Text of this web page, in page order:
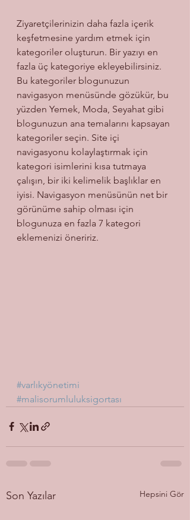
Ziyaretçilerinizin daha fazla içerik
keşfetmesine yardım etmek için
kategoriler oluşturun. Bir yazıyı en
fazla üç kategoriye ekleyebilirsiniz.
Bu kategoriler blogunuzun
navigasyon menüsünde gözükür, bu
yüzden Yemek, Moda, Seyahat gibi
blogunuzun ana temalarını kapsayan
kategoriler seçin. Site içi
navigasyonu kolaylaştırmak için
kategori isimlerini kısa tutmaya
çalışın, bir iki kelimelik başlıklar en
iyisi. Navigasyon menüsünün net bir
görünüme sahip olması için
blogunuza en fazla 7 kategori
eklemenizi öneririz.
#varlıkyönetimi
#malisorumluluksigortası
Son Yazılar Hepsini Gör